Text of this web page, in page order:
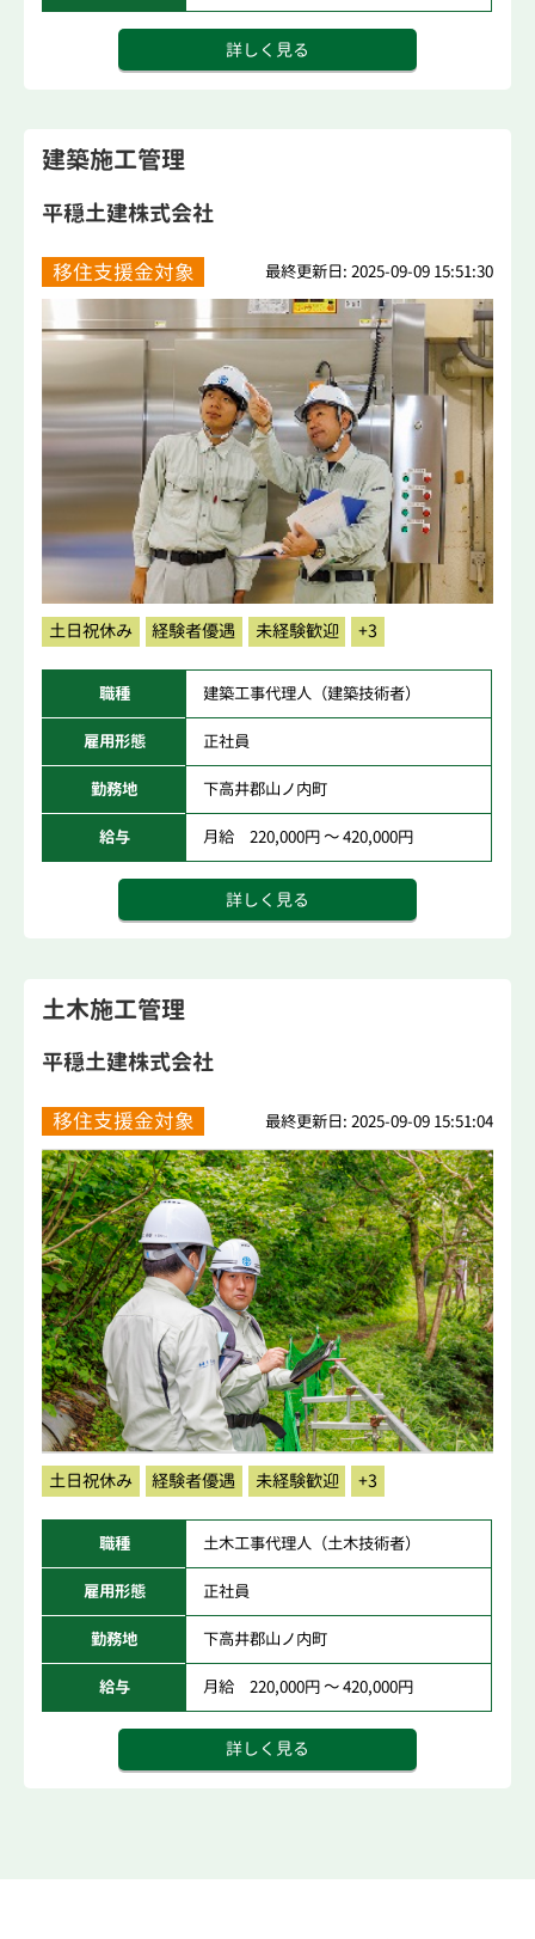
詳しく見る
建築施工管理
平穏土建株式会社
移住支援金対象 最終更新日: 2025-09-09 15:51:30
土日祝休み 経験者優遇 未経験歓迎 +3
職種 建築工事代理人（建築技術者）
雇用形態 正社員
勤務地 下高井郡山ノ内町
給与 月給 220,000円 ～ 420,000円
詳しく見る
土木施工管理
平穏土建株式会社
移住支援金対象 最終更新日: 2025-09-09 15:51:04
土日祝休み 経験者優遇 未経験歓迎 +3
職種 土木工事代理人（土木技術者）
雇用形態 正社員
勤務地 下高井郡山ノ内町
給与 月給 220,000円 ～ 420,000円
詳しく見る